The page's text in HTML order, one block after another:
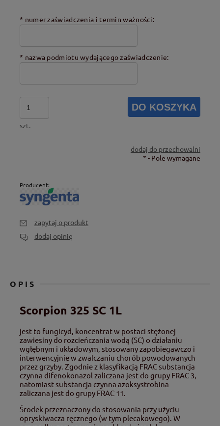
* numer zaświadczenia i termin ważności:
* nazwa podmiotu wydającego zaświadczenie:
szt.
DO KOSZYKA
dodaj do przechowalni
* - Pole wymagane
Producent:
zapytaj o produkt
dodaj opinię
OPIS
Scorpion 325 SC 1L
jest to fungicyd, koncentrat w postaci stężonej
zawiesiny do rozcieńczania wodą (SC) o działaniu
wgłębnym i układowym, stosowany zapobiegawczo i
interwencyjnie w zwalczaniu chorób powodowanych
przez grzyby. Zgodnie z klasyfikacją FRAC substancja
czynna difenokonazol zaliczana jest do grupy FRAC 3,
natomiast substancja czynna azoksystrobina
zaliczana jest do grupy FRAC 11.
Środek przeznaczony do stosowania przy użyciu
opryskiwacza ręcznego (w tym plecakowego). W